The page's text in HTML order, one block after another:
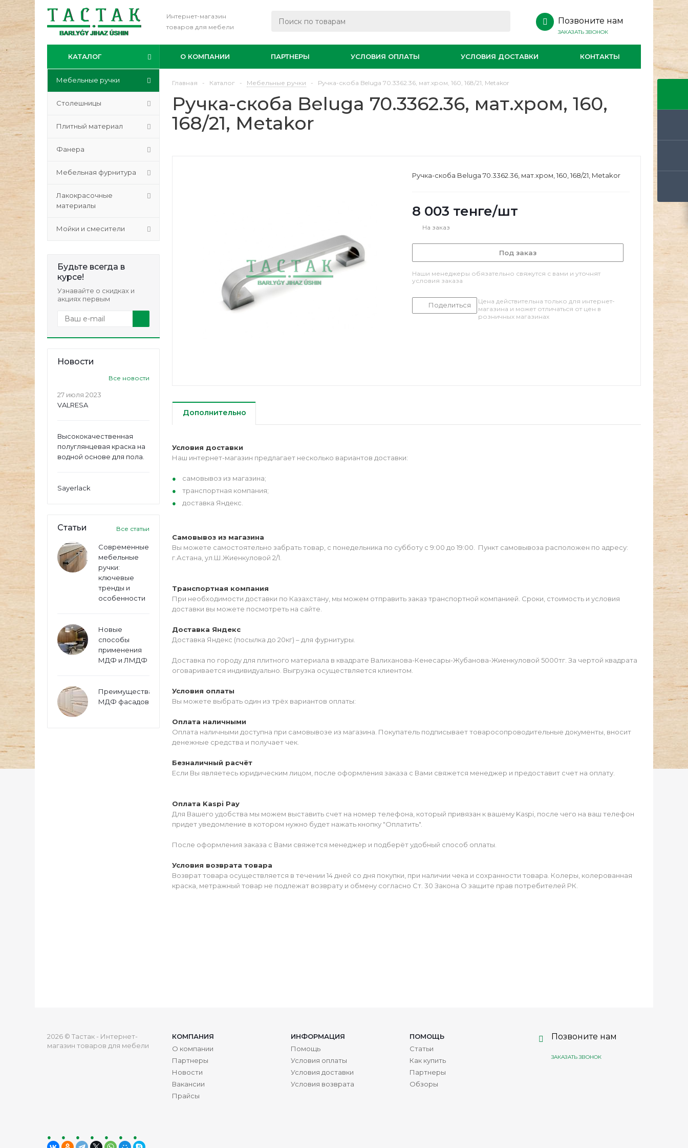
Интернет-магазин
товаров для мебели
Позвоните нам
ЗАКАЗАТЬ ЗВОНОК
КАТАЛОГ О КОМПАНИИ ПАРТНЕРЫ УСЛОВИЯ ОПЛАТЫ УСЛОВИЯ ДОСТАВКИ КОНТАКТЫ
Мебельные ручки
Столешницы
Плитный материал
Фанера
Мебельная фурнитура
Лакокрасочные
материалы
Мойки и смесители
Будьте всегда в
курсе!
Узнавайте о скидках и
акциях первым
Новости
Все новости
27 июля 2023
VALRESA
Высококачественная
полуглянцевая краска на
водной основе для пола.
Sayerlack
Статьи Все статьи
Современные
мебельные
ручки:
ключевые
тренды и
особенности
Новые
способы
применения
МДФ и ЛМДФ
Преимущества
МДФ фасадов
Главная - Каталог - Мебельные ручки - Ручка-скоба Beluga 70.3362.36, мат.хром, 160, 168/21, Metakor
Ручка-скоба Beluga 70.3362.36, мат.хром, 160,
168/21, Metakor
Ручка-скоба Beluga 70.3362.36, мат.хром, 160, 168/21, Metakor
8 003 тенге/шт
На заказ
Под заказ
Наши менеджеры обязательно свяжутся с вами и уточнят
условия заказа
Поделиться
Цена действительна только для интернет-
магазина и может отличаться от цен в
розничных магазинах
Дополнительно
Условия доставки
Наш интернет-магазин предлагает несколько вариантов доставки:
самовывоз из магазина;
транспортная компания;
доставка Яндекс.
Самовывоз из магазина
Вы можете самостоятельно забрать товар, с понедельника по субботу с 9:00 до 19:00. Пункт самовывоза расположен по адресу:
г.Астана, ул.Ш.Жиенкуловой 2/1.
Транспортная компания
При необходимости доставки по Казахстану, мы можем отправить заказ транспортной компанией. Сроки, стоимость и условия
доставки вы можете посмотреть на сайте.
Доставка Яндекс
Доставка Яндекс (посылка до 20кг) – для фурнитуры.
Доставка по городу для плитного материала в квадрате Валиханова-Кенесары-Жубанова-Жиенкуловой 5000тг. За чертой квадрата
оговаривается индивидуально. Выгрузка осуществляется клиентом.
Условия оплаты
Вы можете выбрать один из трёх вариантов оплаты:
Оплата наличными
Оплата наличными доступна при самовывозе из магазина. Покупатель подписывает товаросопроводительные документы, вносит
денежные средства и получает чек.
Безналичный расчёт
Если Вы являетесь юридическим лицом, после оформления заказа с Вами свяжется менеджер и предоставит счет на оплату.
Оплата Kaspi Pay
Для Вашего удобства мы можем выставить счет на номер телефона, который привязан к вашему Kaspi, после чего на ваш телефон
придет уведомление в котором нужно будет нажать кнопку "Оплатить".
После оформления заказа с Вами свяжется менеджер и подберёт удобный способ оплаты.
Условия возврата товара
Возврат товара осуществляется в течении 14 дней со дня покупки, при наличии чека и сохранности товара. Колеры, колерованная
краска, метражный товар не подлежат возврату и обмену согласно Ст. 30 Закона О защите прав потребителей РК.
2026 © Тастак - Интернет-
магазин товаров для мебели
КОМПАНИЯ ИНФОРМАЦИЯ
ПОМОЩЬ
О компании
Партнеры
Новости
Вакансии
Прайсы
Помощь
Условия оплаты
Условия доставки
Условия возврата
Статьи
Как купить
Партнеры
Обзоры
Позвоните нам
ЗАКАЗАТЬ ЗВОНОК